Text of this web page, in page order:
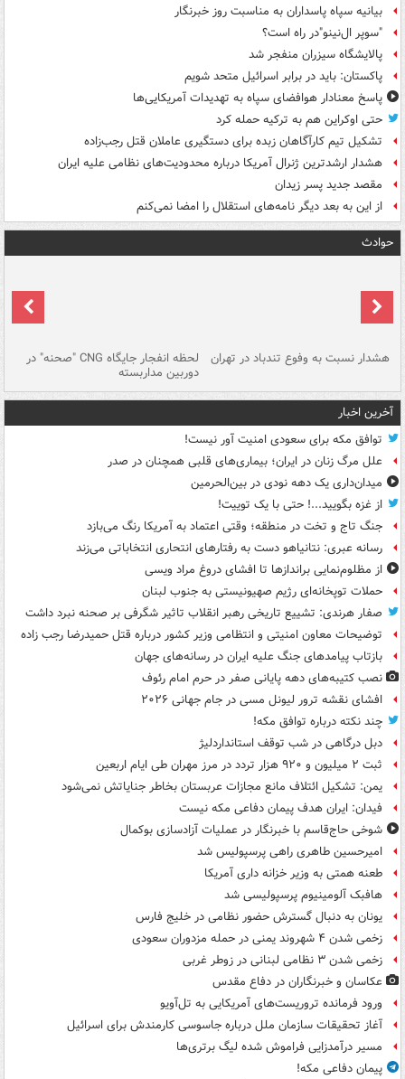
بیانیه سپاه پاسداران به مناسبت روز خبرنگار
"سوپر ال‌نینو"در راه است؟
پالایشگاه سیزران منفجر شد
پاکستان: باید در برابر اسرائیل متحد شویم
پاسخ معنادار هوافضای سپاه به تهدیدات آمریکایی‌ها
حتی اوکراین هم به ترکیه حمله کرد
تشکیل تیم کارآگاهان زبده برای دستگیری عاملان قتل رجب‌زاده
هشدار ارشدترین ژنرال آمریکا درباره محدودیت‌های نظامی علیه ایران
مقصد جدید پسر زیدان
از این به بعد دیگر نامه‌های استقلال را امضا نمی‌کنم
حوادث
هشدار نسبت به وفوع تندباد در تهران لحظه انفجار جایگاه CNG "صحنه" در
دوربین مداربسته
آخرین اخبار
توافق مکه برای سعودی امنیت آور نیست!
علل مرگ زنان در ایران؛ بیماری‌های قلبی همچنان در صدر
میدان‌داری یک دهه نودی در بین‌الحرمین
از غزه بگویید...! حتی با یک توییت!
جنگ تاج و تخت در منطقه؛ وقتی اعتماد به آمریکا رنگ می‌بازد
رسانه عبری: نتانیاهو دست به رفتارهای انتحاری انتخاباتی می‌زند
از مظلوم‌نمایی براندازها تا افشای دروغ مراد ویسی
حملات توپخانه‌ای رژیم صهیونیستی به جنوب لبنان
صفار هرندی: تشییع تاریخی رهبر انقلاب تاثیر شگرفی بر صحنه نبرد داشت
توضیحات معاون امنیتی و انتظامی وزیر کشور درباره قتل حمیدرضا رجب زاده
بازتاب پیامدهای جنگ علیه ایران در رسانه‌های جهان
نصب کتیبه‌های دهه پایانی صفر در حرم امام رئوف
افشای نقشه ترور لیونل مسی در جام جهانی ۲۰۲۶
چند نکته درباره توافق مکه!
دبل درگاهی در شب توقف استانداردلیژ
ثبت ۲ میلیون و ۹۲۰ هزار تردد در مرز مهران طی ایام اربعین
یمن: تشکیل ائتلاف مانع مجازات عربستان بخاطر جنایاتش نمی‌شود
فیدان: ایران هدف پیمان دفاعی مکه نیست
شوخی حاج‌قاسم با خبرنگار در عملیات آزادسازی بوکمال
امیرحسین طاهری راهی پرسپولیس شد
طعنه همتی به وزیر خزانه داری آمریکا
هافبک آلومینیوم پرسپولیسی شد
یونان به دنبال گسترش حضور نظامی در خلیج فارس
زخمی شدن ۴ شهروند یمنی در حمله مزدوران سعودی
زخمی شدن ۳ نظامی لبنانی در زوطر غربی
عکاسان و خبرنگاران در دفاع مقدس
ورود فرمانده تروریست‌های آمریکایی به تل‌آویو
آغاز تحقیقات سازمان ملل درباره جاسوسی کارمندش برای اسرائیل
مسیر درآمدزایی فراموش شده لیگ برتری‌ها
پیمان دفاعی مکه!